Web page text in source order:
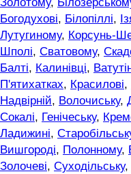
Золотому,
Богодухові, Білопіллі,
Лутугиному, Корсунь-
Шполі, Сватовому,
Балті, Калинівці,
П'ятихатках, Красилові,
Надвірній, Волочиську,
Сокалі, Генічеську,
Ладижині,
Вишгороді, Полонному,
Золочеві, Суходільську,